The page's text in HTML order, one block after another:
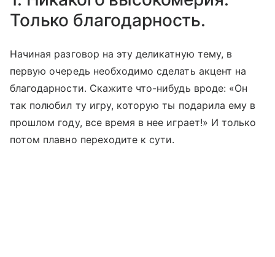
Только благодарность.
Начиная разговор на эту деликатную тему, в
первую очередь необходимо сделать акцент на
благодарности. Скажите что-нибудь вроде: «Он
так полюбил ту игру, которую ты подарила ему в
прошлом году, все время в нее играет!» И только
потом плавно переходите к сути.